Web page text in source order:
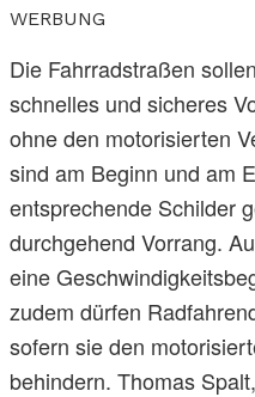
WERBUNG
Die Fahrradstraßen
schnelles und sicheres
ohne den motorisierten
sind am Beginn und am
entsprechende Schilder
durchgehend Vorrang.
eine
zudem dürfen
sofern sie den
behindern. Thomas